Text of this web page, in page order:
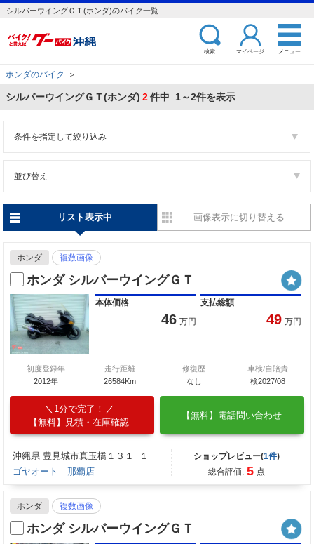
シルバーウイングＧＴ(ホンダ)のバイク一覧
検索 マイページ メニュー
ホンダのバイク ＞
シルバーウイングＧＴ(ホンダ) 2件中 1～2件を表示
条件を指定して絞り込み
並び替え
リスト表示中 画像表示に切り替える
ホンダ 複数画像
ホンダ シルバーウイングＧＴ
本体価格
46 万円
支払総額
49 万円
初度登録年
2012年
走行距離
26584Km
修復歴
なし
車検/自賠責
検2027/08
1分で完了！
【無料】見積・在庫確認
【無料】電話問い合わせ
沖縄県 豊見城市真玉橋１３１−１
ゴヤオート 那覇店
ショップレビュー(1件)
総合評価: 5 点
ホンダ 複数画像
ホンダ シルバーウイングＧＴ